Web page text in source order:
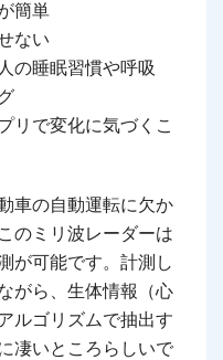
簡単
ない
の睡眠習慣や呼吸
リで変化に気づくこ
車の自動運転に欠か
のミリ波レーダーは
が可能です。計測し
がら、生体情報（心
ルゴリズムで抽出す
凄いところらしいで